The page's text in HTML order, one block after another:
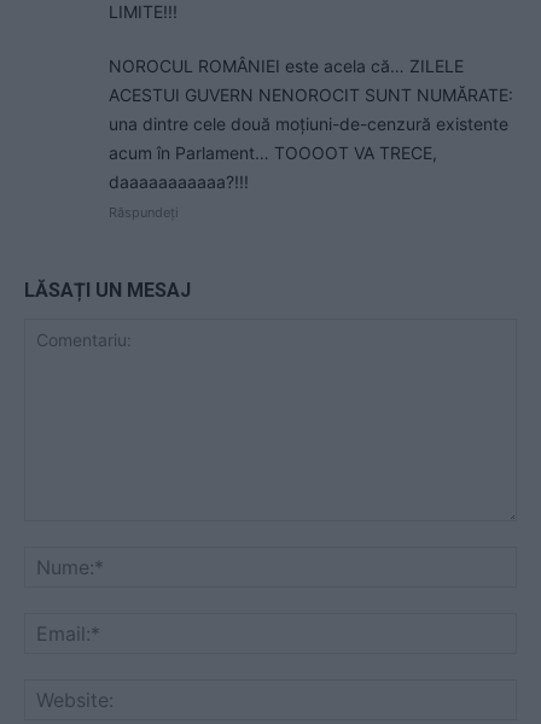
LIMITE!!!
NOROCUL ROMÂNIEI este acela că… ZILELE
ACESTUI GUVERN NENOROCIT SUNT NUMĂRATE:
una dintre cele două moțiuni-de-cenzură existente
acum în Parlament… TOOOOT VA TRECE,
daaaaaaaaaaa?!!!
Răspundeți
LĂSAȚI UN MESAJ